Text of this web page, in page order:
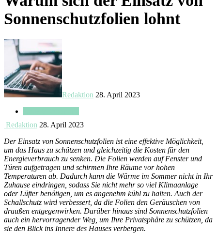
Sonnenschutzfolien lohnt
Redaktion 28. April 2023
Redaktion 28. April 2023
Der Einsatz von Sonnenschutzfolien ist eine effektive Möglichkeit,
um das Haus zu schützen und gleichzeitig die Kosten für den
Energieverbrauch zu senken. Die Folien werden auf Fenster und
Türen aufgetragen und schirmen Ihre Räume vor hohen
Temperaturen ab. Dadurch kann die Wärme im Sommer nicht in Ihr
Zuhause eindringen, sodass Sie nicht mehr so viel Klimaanlage
oder Lüfter benötigen, um es angenehm kühl zu halten. Auch der
Schallschutz wird verbessert, da die Folien den Geräuschen von
draußen entgegenwirken. Darüber hinaus sind Sonnenschutzfolien
auch ein hervorragender Weg, um Ihre Privatsphäre zu schützen, da
sie den Blick ins Innere des Hauses verbergen.